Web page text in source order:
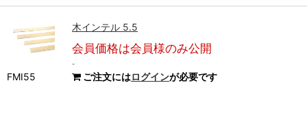
FMI55
木インテル 5.5
会員価格は会員様のみ公開
-
ご注文にはログインが必要です